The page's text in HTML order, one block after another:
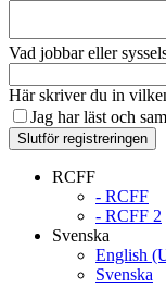
Vad jobbar eller
Här skriver du in
Jag har läst och
Slutför registreringen
RCFF
- RCFF
- RCFF 2
Svenska
English
Svenska